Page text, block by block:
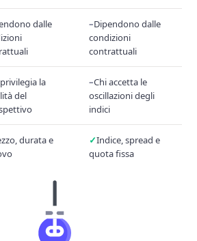
dalle
Dipendono dalle
condizioni
contrattuali
la
del
Chi accetta le
oscillazioni degli
indici
durata e
Indice, spread e
quota fissa